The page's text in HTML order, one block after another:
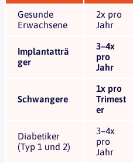
Gesunde
Erwachsene
2x pro
Jahr
Implantatträ
ger
3–4x
pro
Jahr
Schwangere
1x pro
Trimest
er
Diabetiker
(Typ 1 und 2)
3–4x
pro
Jahr